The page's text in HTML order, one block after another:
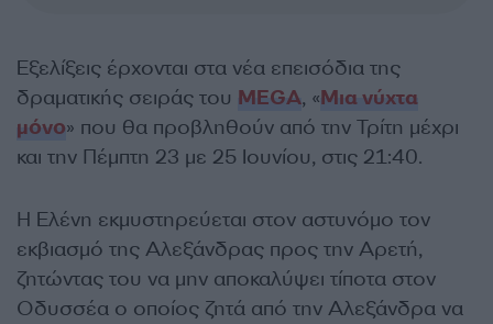
Εξελίξεις έρχονται στα νέα επεισόδια της
δραματικής σειράς του MEGA, «Μια νύχτα
μόνο» που θα προβληθούν από την Τρίτη μέχρι
και την Πέμπτη 23 με 25 Ιουνίου, στις 21:40.
Η Ελένη εκμυστηρεύεται στον αστυνόμο τον
εκβιασμό της Αλεξάνδρας προς την Αρετή,
ζητώντας του να μην αποκαλύψει τίποτα στον
Οδυσσέα ο οποίος ζητά από την Αλεξάνδρα να